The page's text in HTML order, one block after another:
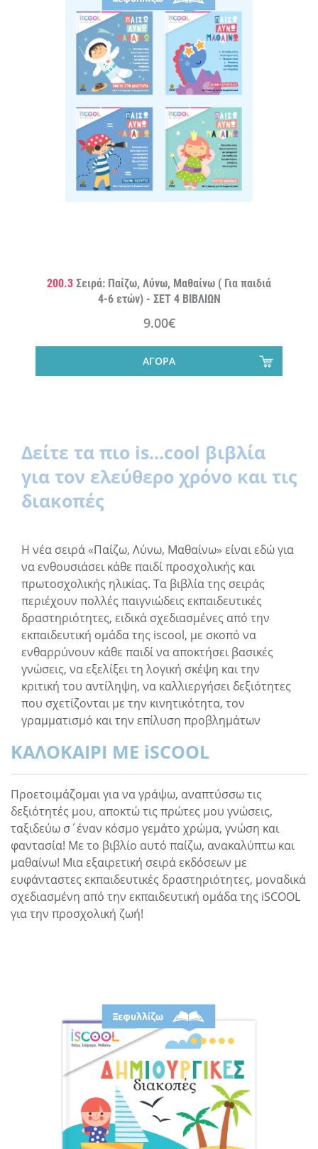
200.3 Σειρά: Παίζω, Λύνω, Μαθαίνω ( Για παιδιά
4-6 ετών) - ΣΕΤ 4 ΒΙΒΛΙΩΝ
9.00€
ΑΓΟΡΑ
Δείτε τα πιο is...cool βιβλία
για τον ελεύθερο χρόνο και τις
διακοπές
Η νέα σειρά «Παίζω, Λύνω, Μαθαίνω» είναι εδώ για
να ενθουσιάσει κάθε παιδί προσχολικής και
πρωτοσχολικής ηλικίας. Τα βιβλία της σειράς
περιέχουν πολλές παιγνιώδεις εκπαιδευτικές
δραστηριότητες, ειδικά σχεδιασμένες από την
εκπαιδευτική ομάδα της iscool, με σκοπό να
ενθαρρύνουν κάθε παιδί να αποκτήσει βασικές
γνώσεις, να εξελίξει τη λογική σκέψη και την
κριτική του αντίληψη, να καλλιεργήσει δεξιότητες
που σχετίζονται με την κινητικότητα, τον
γραμματισμό και την επίλυση προβλημάτων
ΚΑΛΟΚΑΙΡΙ ΜΕ iSCOOL
Προετοιµάζοµαι για να γράψω, αναπτύσσω τις
δεξιότητές µου, αποκτώ τις πρώτες µου γνώσεις,
ταξιδεύω σ΄έναν κόσµο γεµάτο χρώµα, γνώση και
φαντασία! Με το βιβλίο αυτό παίζω, ανακαλύπτω και
µαθαίνω! Μια εξαιρετική σειρά εκδόσεων µε
ευφάνταστες εκπαιδευτικές δραστηριότητες, µοναδικά
σχεδιασµένη από την εκπαιδευτική οµάδα της iSCOOL
για την προσχολική ζωή!